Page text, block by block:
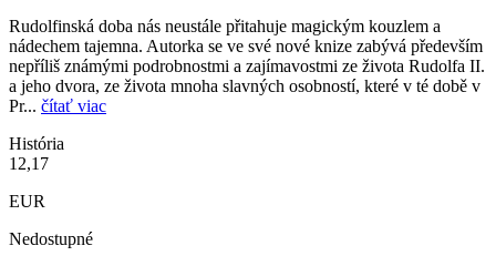
Rudolfinská doba nás neustále přitahuje magickým kouzlem a
nádechem tajemna. Autorka se ve své nové knize zabývá především
nepříliš známými podrobnostmi a zajímavostmi ze života Rudolfa II.
a jeho dvora, ze života mnoha slavných osobností, které v té době v
Pr... čítať viac
História
12,17
EUR
Nedostupné